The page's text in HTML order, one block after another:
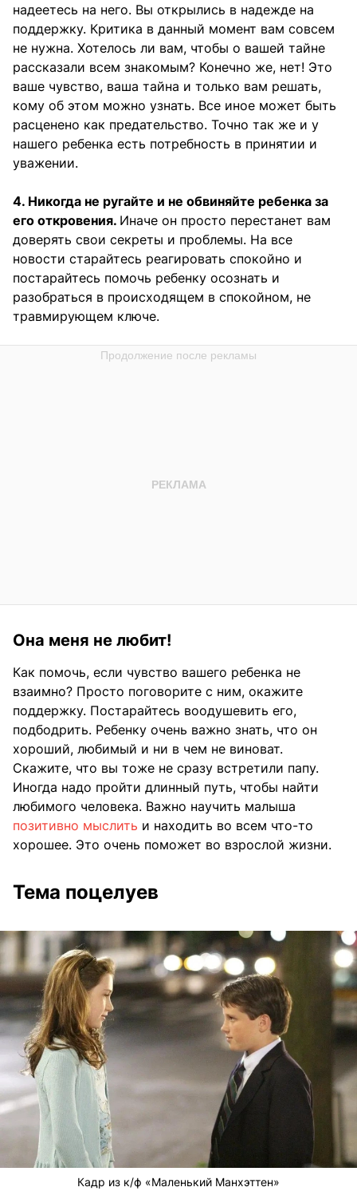
надеетесь на него. Вы открылись в надежде на
поддержку. Критика в данный момент вам совсем
не нужна. Хотелось ли вам, чтобы о вашей тайне
рассказали всем знакомым? Конечно же, нет! Это
ваше чувство, ваша тайна и только вам решать,
кому об этом можно узнать. Все иное может быть
расценено как предательство. Точно так же и у
нашего ребенка есть потребность в принятии и
уважении.
4. Никогда не ругайте и не обвиняйте ребенка за
его откровения. Иначе он просто перестанет вам
доверять свои секреты и проблемы. На все
новости старайтесь реагировать спокойно и
постарайтесь помочь ребенку осознать и
разобраться в происходящем в спокойном, не
травмирующем ключе.
Она меня не любит!
Как помочь, если чувство вашего ребенка не
взаимно? Просто поговорите с ним, окажите
поддержку. Постарайтесь воодушевить его,
подбодрить. Ребенку очень важно знать, что он
хороший, любимый и ни в чем не виноват.
Скажите, что вы тоже не сразу встретили папу.
Иногда надо пройти длинный путь, чтобы найти
любимого человека. Важно научить малыша
позитивно мыслить и находить во всем что-то
хорошее. Это очень поможет во взрослой жизни.
Тема поцелуев
Кадр из к/ф «Маленький Манхэттен»